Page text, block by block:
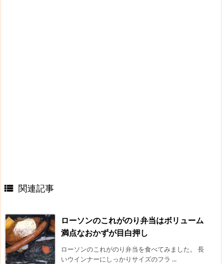
 関連記事
ローソンのこれがのり弁当はボリューム
満点なおかずが目白押し
ローソンのこれがのり弁当を食べてみました。 長
いウインナーにしっかりサイズのフラ ...